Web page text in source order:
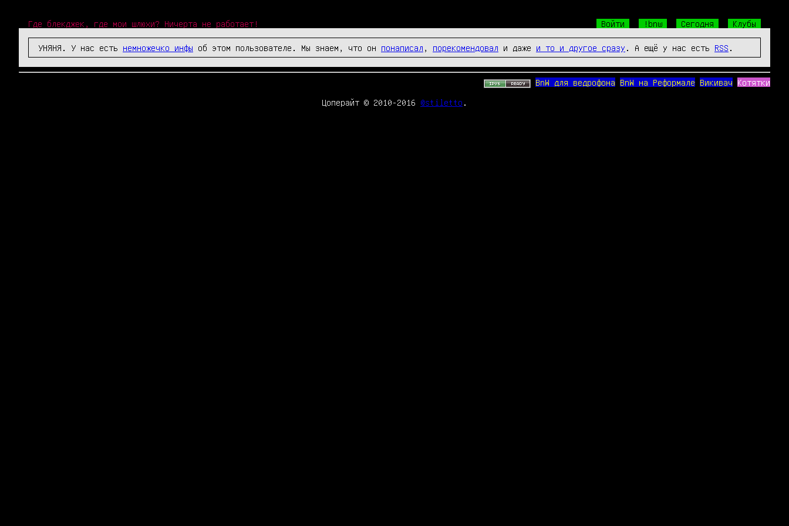
Где блекджек, где мои шлюхи? Ничерта не работает! Войти !bnw Сегодня Клубы
УНЯНЯ. У нас есть немножечко инфы об этом пользователе. Мы знаем, что он понаписал порекомендовал и даже и то и другое сразу . А ещё у нас есть RSS
BnW для ведрофона BnW на Реформале Викивач Котятки
Цоперайт © 2010-2016 @stiletto